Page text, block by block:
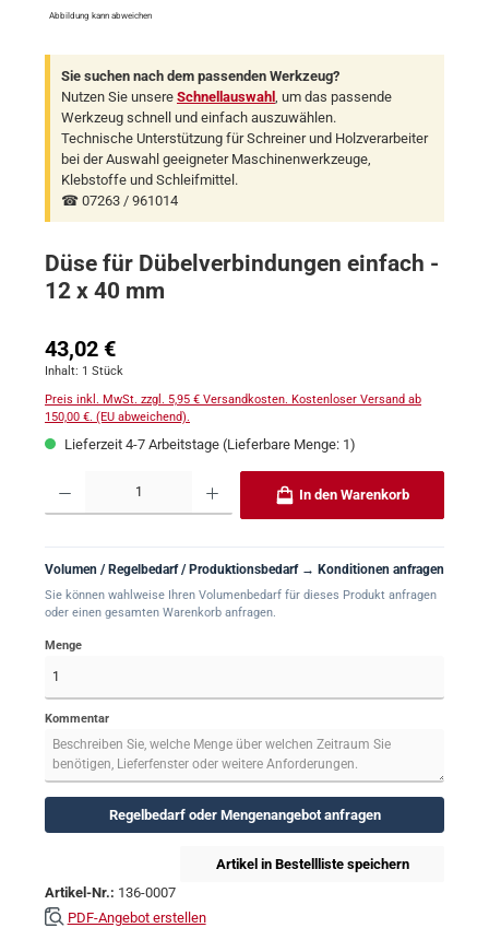
Abbildung kann abweichen
Sie suchen nach dem passenden Werkzeug?
Nutzen Sie unsere Schnellauswahl , um das passende
Werkzeug schnell und einfach auszuwählen.
Technische Unterstützung für Schreiner und Holzverarbeiter
bei der Auswahl geeigneter Maschinenwerkzeuge,
Klebstoffe und Schleifmittel.
☎ 07263 / 961014
Düse für Dübelverbindungen einfach -
12 x 40 mm
Regulärer Preis:
43,02 €
Inhalt: 1 Stück
Preis inkl. MwSt. zzgl. 5,95 € Versandkosten. Kostenloser Versand ab
150,00 €. (EU abweichend).
Lieferzeit 4-7 Arbeitstage (Lieferbare Menge: 1)
Produkt Anzahl: Gib den gewünschten Wert ein oder benutze die Schaltflächen
In den Warenkorb
Volumen / Regelbedarf / Produktionsbedarf → Konditionen anfragen
Sie können wahlweise Ihren Volumenbedarf für dieses Produkt anfragen
oder einen gesamten Warenkorb anfragen.
Menge
Kommentar
Regelbedarf oder Mengenangebot anfragen
Artikel in Bestellliste speichern
Artikel-Nr.: 136-0007
PDF-Angebot erstellen